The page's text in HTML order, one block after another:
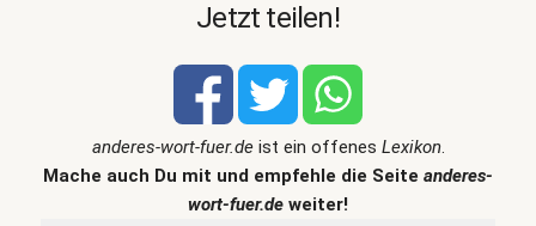
Jetzt teilen!
anderes-wort-fuer.deist ein offenes Lexikon.
Mache auch Du mit und empfehle die Seite anderes-
wort-fuer.de weiter!